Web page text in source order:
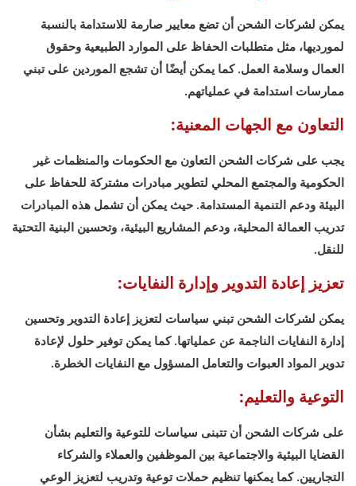
يمكن لشركات الشحن أن تضع معايير صارمة للاستدامة بالنسبة
لمورديها، مثل متطلبات الحفاظ على الموارد الطبيعية وحقوق
العمال وسلامة العمل. كما يمكن أيضًا أن تشجع الموردين على تبني
ممارسات استدامة في عملياتهم.
التعاون مع الجهات المعنية:
يجب على شركات الشحن التعاون مع الحكومات والمنظمات غير
الحكومية والمجتمع المحلي لتطوير مبادرات مشتركة للحفاظ على
البيئة ودعم التنمية المستدامة. حيث يمكن أن تشمل هذه المبادرات
تدريب العمالة المحلية، ودعم المشاريع البيئية، وتحسين البنية التحتية
للنقل.
تعزيز إعادة التدوير وإدارة النفايات:
يمكن لشركات الشحن تبني سياسات لتعزيز إعادة التدوير وتحسين
إدارة النفايات الناجمة عن عملياتها. كما يمكن توفير حلول لإعادة
تدوير المواد العبوات والتعامل المسؤول مع النفايات الخطرة.
التوعية والتعليم:
على شركات الشحن أن تتبنى سياسات للتوعية والتعليم بشأن
القضايا البيئية والاجتماعية بين الموظفين والعملاء والشركاء
التجاريين. كما يمكنها تنظيم حملات توعية وتدريب لتعزيز الوعي